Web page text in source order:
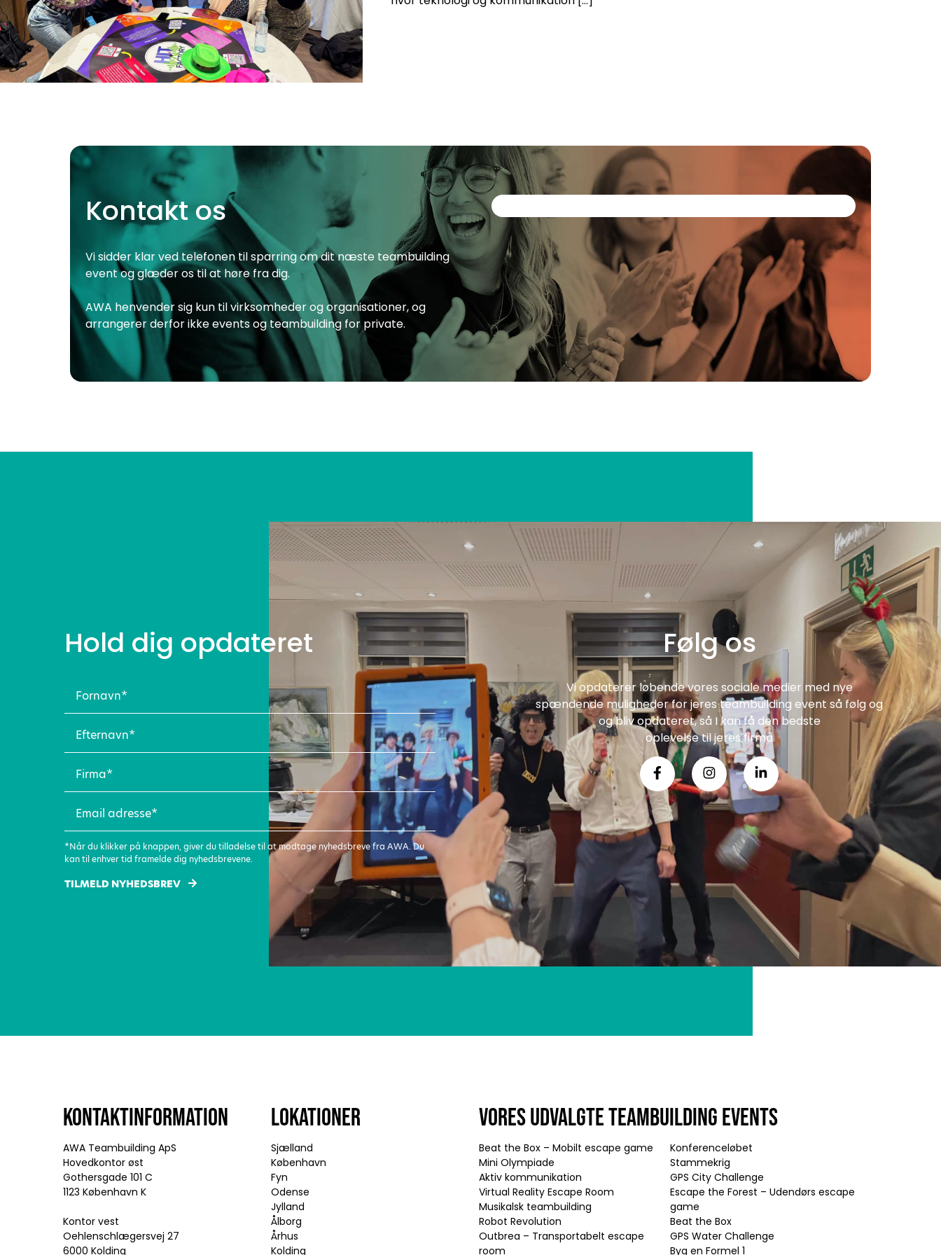
Kontakt os
Vi sidder klar ved telefonen til sparring om dit næste teambuilding
event og glæder os til at høre fra dig.
AWA henvender sig kun til virksomheder og organisationer, og
arrangerer derfor ikke events og teambuilding for private.
Hold dig opdateret
(Påkrævet)
Efternavn
(Påkrævet)
Firma
(Påkrævet)
adresse
*Når du klikker på knappen, giver du tilladelse til at modtage nyhedsbreve fra AWA. Du
kan til enhver tid framelde dig nyhedsbrevene.
TILMELD NYHEDSBREV
Følg os
Vi opdaterer løbende vores sociale medier med nye
spændende muligheder for jeres teambuilding event så følg og
og bliv opdateret, så I kan få den bedste
oplevelse til jeres firma
KONTAKTINFORMATION
AWA Teambuilding ApS
Hovedkontor øst
Gothersgade 101 C
1123 København K
Kontor vest
Oehlenschlægersvej 27
6000 Kolding
LOKATIONER
Sjælland
København
Fyn
Odense
Jylland
Ålborg
Århus
Kolding
VORES UDVALGTE TEAMBUILDING EVENTS
Beat the Box – Mobilt escape game
Mini Olympiade
Aktiv kommunikation
Virtual Reality Escape Room
Musikalsk teambuilding
Robot Revolution
Outbrea – Transportabelt escape
room
Konferenceløbet
Stammekrig
GPS City Challenge
Escape the Forest – Udendørs escape
game
Beat the Box
GPS Water Challenge
Byg en Formel 1